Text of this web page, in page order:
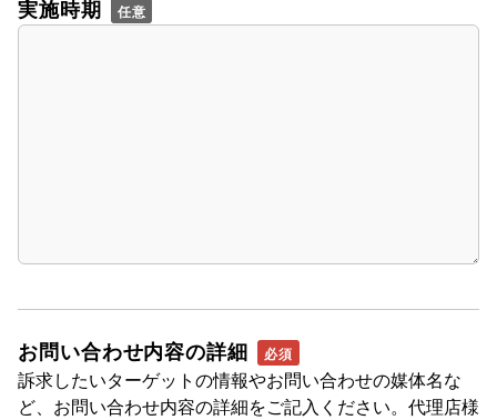
実施時期
お問い合わせ内容の詳細
訴求したいターゲットの情報やお問い合わせの媒体名な
ど、お問い合わせ内容の詳細をご記入ください。代理店様